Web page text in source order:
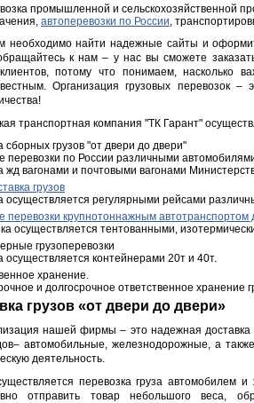
промышленной и сельскохозяйственной
автоперевозки по России,
необходимо найти надежные сайты и
к нам – у нас вы сможете
потому что понимаем, насколько
Организация грузовых перевозок
транспортная компания "ТК Гарант"
сборных грузов "от двери до двери"
перевозки по России различными
жд вагонами и почтовыми вагонами
грузов
осуществляется регулярными рейсами
перевозки крупнотоннажным автотранспортом
осуществляется тентованными,
грузоперевозки
осуществляется контейнерами 20т и 40т.
хранение.
и долгосрочное ответственное хранение
грузов «от двери до двери»
нашей фирмы – это надежная доставка
автомобильные, железнодорожные, а
деятельность.
перевозка груза автомобилем
отправить товар небольшого веса,